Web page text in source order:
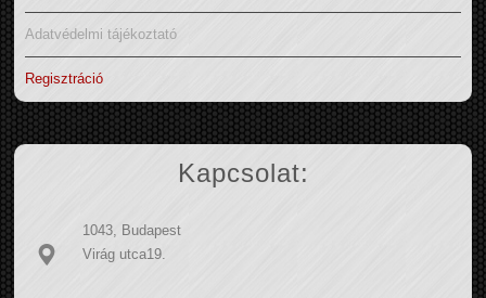
Adatvédelmi tájékoztató
Regisztráció
Kapcsolat:
1043, Budapest
Virág utca19.